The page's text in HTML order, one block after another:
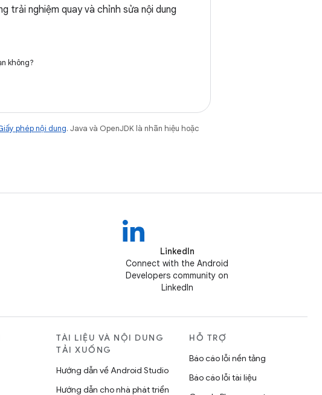
trải nghiệm quay và chỉnh sửa nội dung
không?
phép nội dung. Java và OpenJDK là nhãn hiệu hoặc
LinkedIn
Connect with the Android
Developers community on
LinkedIn
TÀI LIỆU VÀ NỘI DUNG
TẢI XUỐNG
Hướng dẫn về Android Studio
Hướng dẫn cho nhà phát triển
HỖ TRỢ
Báo cáo lỗi nền tảng
Báo cáo lỗi tài liệu